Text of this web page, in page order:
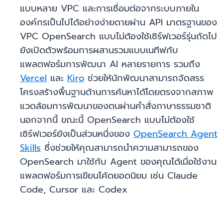
แบบหลาย VPC และการเชื่อมต่อจากระบบภายใน
องค์กรเป็นไปได้อย่างง่ายดายผ่าน API มาตรฐานของ
VPC OpenSearch แบบไม่ต้องใช้เซิร์ฟเวอร์รุ่นถัดไป
ยังเปิดตัวพร้อมการผสานรวมแบบเนทีฟกับ
แพลตฟอร์มการพัฒนา AI หลายรายการ รวมถึง
Vercel และ Kiro ช่วยให้นักพัฒนาสามารถจัดสรร
โครงสร้างพื้นฐานด้านการค้นหาได้โดยตรงจากสภาพ
แวดล้อมการพัฒนาของตนผ่านคำสั่งภาษาธรรมชาติ
นอกจากนี้ ขณะนี้ OpenSearch แบบไม่ต้องใช้
เซิร์ฟเวอร์ยังเป็นส่วนหนึ่งของ OpenSearch Agent
Skills ซึ่งช่วยให้คุณสามารถนำความสามารถของ
OpenSearch มาใช้กับ Agent ของคุณได้เมื่อใช้งาน
แพลตฟอร์มการเขียนโค้ดยอดนิยม เช่น Claude
Code, Cursor และ Codex